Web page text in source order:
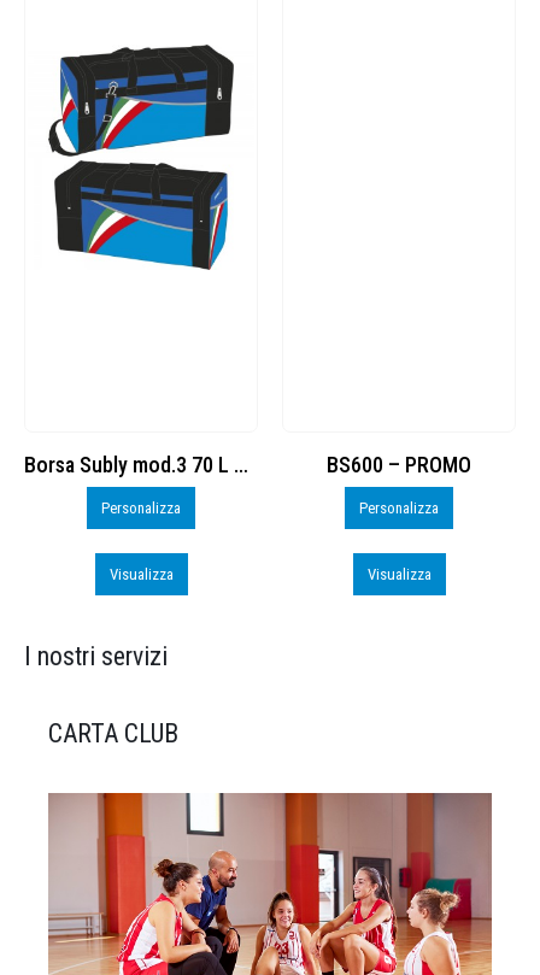
Borsa Subly mod.3 70 L cod. 8374965
Personalizza
Visualizza
BS600 – PROMO
Personalizza
Visualizza
I nostri servizi
CARTA CLUB